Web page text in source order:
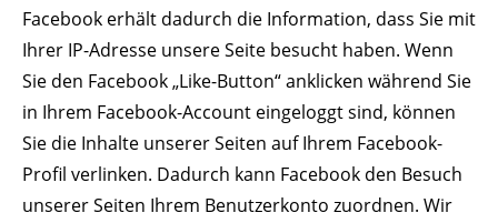
Facebook erhält dadurch die Information, dass Sie mit
Ihrer IP-Adresse unsere Seite besucht haben. Wenn
Sie den Facebook „Like-Button“ anklicken während Sie
in Ihrem Facebook-Account eingeloggt sind, können
Sie die Inhalte unserer Seiten auf Ihrem Facebook-
Profil verlinken. Dadurch kann Facebook den Besuch
unserer Seiten Ihrem Benutzerkonto zuordnen. Wir